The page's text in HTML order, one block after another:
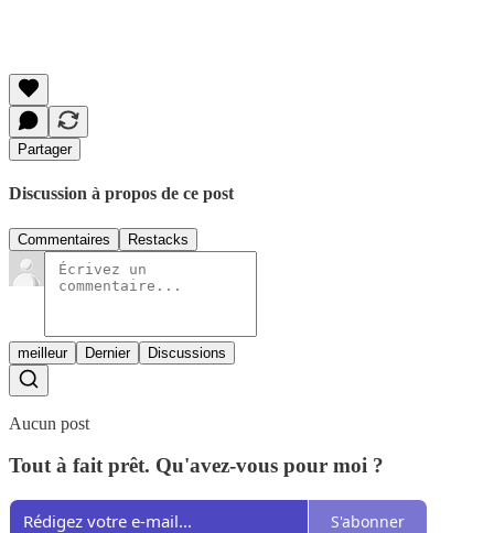
Partager
Discussion à propos de ce post
Commentaires Restacks
meilleur Dernier Discussions
Aucun post
Tout à fait prêt. Qu'avez-vous pour moi ?
S'abonner